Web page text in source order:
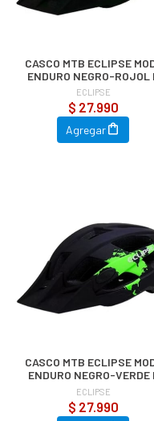
CASCO MTB ECLIPSE
ENDURO NEGRO-ROJOL
ECLIPSE
$ 27.990
Agregar
CASCO MTB ECLIPSE
ENDURO NEGRO-VERDE
ECLIPSE
$ 27.990